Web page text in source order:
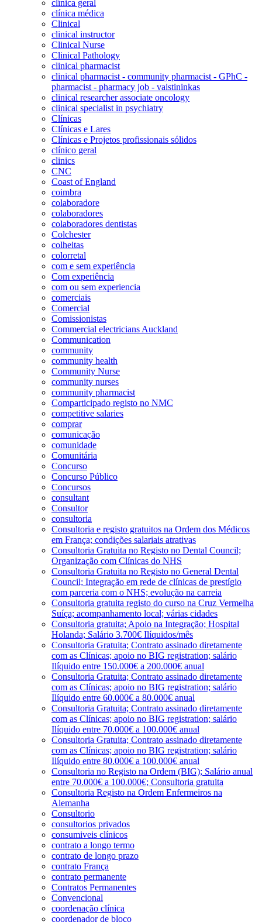
clínica geral
clínica médica
Clinical
clinical instructor
Clinical Nurse
Clinical Pathology
clinical pharmacist
clinical pharmacist - community pharmacist - GPhC -
pharmacist - pharmacy job - vaistininkas
clinical researcher associate oncology
clinical specialist in psychiatry
Clínicas
Clínicas e Lares
Clínicas e Projetos profissionais sólidos
clínico geral
clinics
CNC
Coast of England
coimbra
colaboradore
colaboradores
colaboradores dentistas
Colchester
colheitas
colorretal
com e sem experiência
Com experiência
com ou sem experiencia
comerciais
Comercial
Comissionistas
Commercial electricians Auckland
Communication
community
community health
Community Nurse
community nurses
community pharmacist
Comparticipado registo no NMC
competitive salaries
comprar
comunicação
comunidade
Comunitária
Concurso
Concurso Público
Concursos
consultant
Consultor
consultoria
Consultoria e registo gratuitos na Ordem dos Médicos
em França; condições salariais atrativas
Consultoria Gratuita no Registo no Dental Council;
Organização com Clínicas do NHS
Consultoria Gratuita no Registo no General Dental
Council; Integração em rede de clínicas de prestígio
com parceria com o NHS; evolução na carreia
Consultoria gratuita registo do curso na Cruz Vermelha
Suíça; acompanhamento local; várias cidades
Consultoria gratuita; Apoio na Integração; Hospital
Holanda; Salário 3.700€ Ilíquidos/mês
Consultoria Gratuita; Contrato assinado diretamente
com as Clínicas; apoio no BIG registration; salário
Ilíquido entre 150.000€ a 200.000€ anual
Consultoria Gratuita; Contrato assinado diretamente
com as Clínicas; apoio no BIG registration; salário
Ilíquido entre 60.000€ a 80.000€ anual
Consultoria Gratuita; Contrato assinado diretamente
com as Clínicas; apoio no BIG registration; salário
Ilíquido entre 70.000€ a 100.000€ anual
Consultoria Gratuita; Contrato assinado diretamente
com as Clínicas; apoio no BIG registration; salário
Ilíquido entre 80.000€ a 100.000€ anual
Consultoria no Registo na Ordem (BIG); Salário anual
entre 70.000€ a 100.000€; Consultoria gratuita
Consultoria Registo na Ordem Enfermeiros na
Alemanha
Consultorio
consultorios privados
consumiveis clínicos
contrato a longo termo
contrato de longo prazo
contrato França
contrato permanente
Contratos Permanentes
Convencional
coordenação clínica
coordenador de bloco